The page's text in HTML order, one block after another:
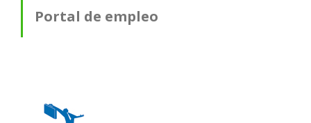
Portal de empleo